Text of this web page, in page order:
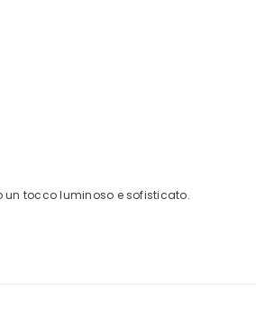
tocco luminoso e sofisticato.